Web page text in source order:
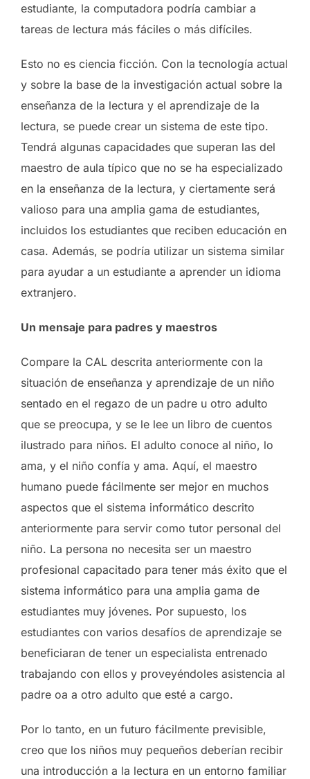
estudiante, la computadora podría cambiar a
tareas de lectura más fáciles o más difíciles.
Esto no es ciencia ficción. Con la tecnología actual
y sobre la base de la investigación actual sobre la
enseñanza de la lectura y el aprendizaje de la
lectura, se puede crear un sistema de este tipo.
Tendrá algunas capacidades que superan las del
maestro de aula típico que no se ha especializado
en la enseñanza de la lectura, y ciertamente será
valioso para una amplia gama de estudiantes,
incluidos los estudiantes que reciben educación en
casa. Además, se podría utilizar un sistema similar
para ayudar a un estudiante a aprender un idioma
extranjero.
Un mensaje para padres y maestros
Compare la CAL descrita anteriormente con la
situación de enseñanza y aprendizaje de un niño
sentado en el regazo de un padre u otro adulto
que se preocupa, y se le lee un libro de cuentos
ilustrado para niños. El adulto conoce al niño, lo
ama, y ​​el niño confía y ama. Aquí, el maestro
humano puede fácilmente ser mejor en muchos
aspectos que el sistema informático descrito
anteriormente para servir como tutor personal del
niño. La persona no necesita ser un maestro
profesional capacitado para tener más éxito que el
sistema informático para una amplia gama de
estudiantes muy jóvenes. Por supuesto, los
estudiantes con varios desafíos de aprendizaje se
beneficiaran de tener un especialista entrenado
trabajando con ellos y proveyéndoles asistencia al
padre oa a otro adulto que esté a cargo.
Por lo tanto, en un futuro fácilmente previsible,
creo que los niños muy pequeños deberían recibir
una introducción a la lectura en un entorno familiar